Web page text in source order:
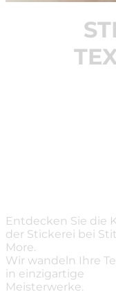
Entdecken Sie die
der Stickerei bei
More.
Wir wandeln Ihre
in einzigartige
Meisterwerke.